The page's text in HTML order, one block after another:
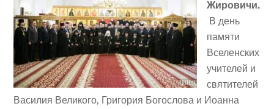
Жировичи.
В день
памяти
Вселенских
учителей и
святителей
Василия Великого, Григория Богослова и Иоанна